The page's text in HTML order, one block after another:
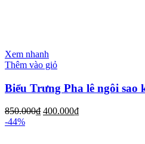
Xem nhanh
Thêm vào giỏ
Biểu Trưng Pha lê ngôi sao
850.000₫ 400.000₫
-44%